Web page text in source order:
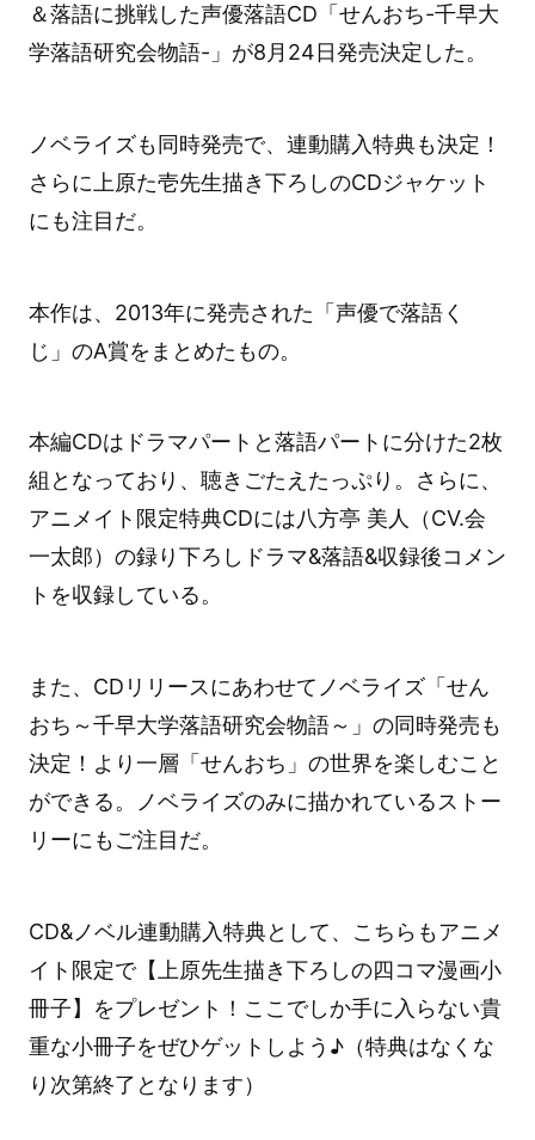
＆落語に挑戦した声優落語CD「せんおち-千早大
学落語研究会物語-」が8月24日発売決定した。
ノベライズも同時発売で、連動購入特典も決定！
さらに上原た壱先生描き下ろしのCDジャケット
にも注目だ。
本作は、2013年に発売された「声優で落語く
じ」のA賞をまとめたもの。
本編CDはドラマパートと落語パートに分けた2枚
組となっており、聴きごたえたっぷり。さらに、
アニメイト限定特典CDには八方亭 美人（CV.会
一太郎）の録り下ろしドラマ&落語&収録後コメン
トを収録している。
また、CDリリースにあわせてノベライズ「せん
おち～千早大学落語研究会物語～」の同時発売も
決定！より一層「せんおち」の世界を楽しむこと
ができる。ノベライズのみに描かれているストー
リーにもご注目だ。
CD&ノベル連動購入特典として、こちらもアニメ
イト限定で【上原先生描き下ろしの四コマ漫画小
冊子】をプレゼント！ここでしか手に入らない貴
重な小冊子をぜひゲットしよう♪（特典はなくな
り次第終了となります）